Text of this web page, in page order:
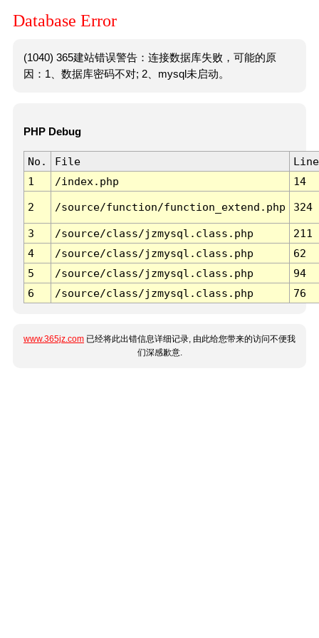
Database Error
(1040) 365建站错误警告：连接数据库失败，可能的原
因：1、数据库密码不对; 2、mysql未启动。
PHP Debug
No. File
Line
1
/index.php 14
2 /source/function/function_extend.php 324
3 /source/class/jzmysql.class.php
211
4
/source/class/jzmysql.class.php
62
5
/source/class/jzmysql.class.php
94
6
/source/class/jzmysql.class.php 76
www.365jz.com 已经将此出错信息详细记录, 由此给您带来的访问不便我
们深感歉意.